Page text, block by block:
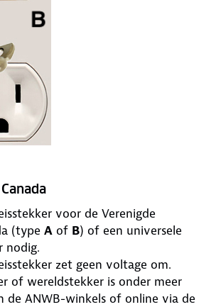
voor de Verenigde
(type A of B) of een universele
nodig.
zet geen voltage om.
of wereldstekker is onder meer
de ANWB-winkels of online via de